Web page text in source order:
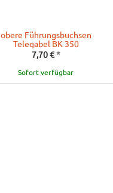
obere Führungsbuchsen
Telegabel BK 350
7,70 €*
Sofort verfügbar